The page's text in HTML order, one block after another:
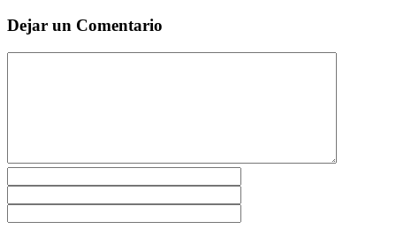
Dejar un Comentario